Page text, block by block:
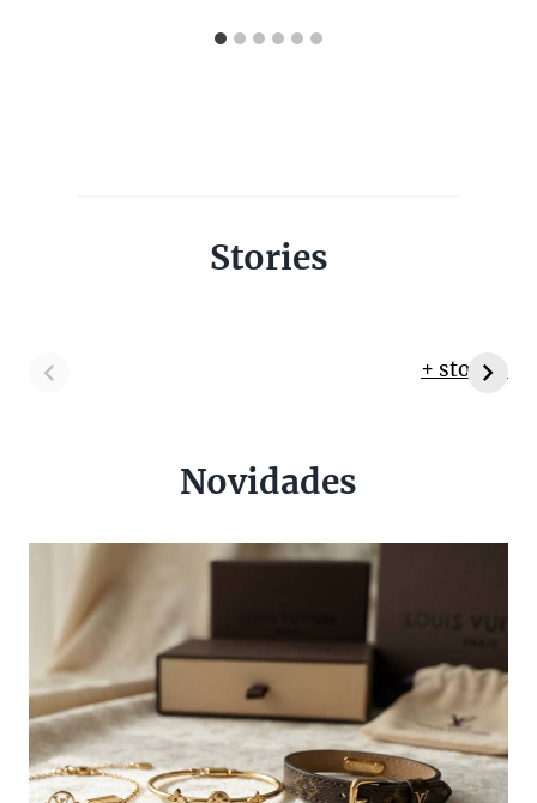
Stories
+ stories
Novidades